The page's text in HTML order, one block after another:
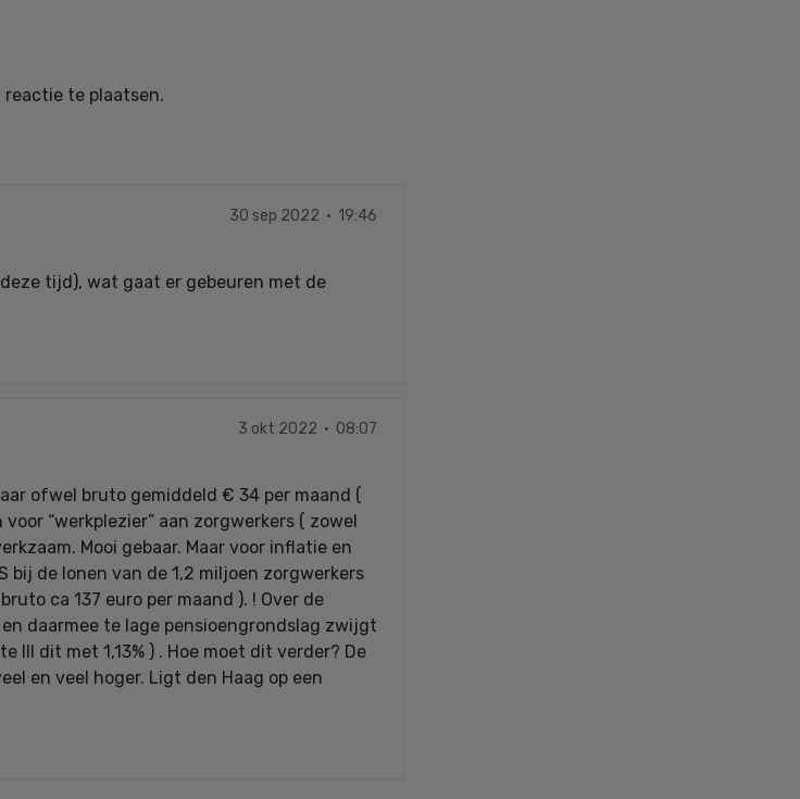
reactie te plaatsen.
30 sep 2022 · 19:46
tijd), wat gaat er gebeuren met de
3 okt 2022 · 08:07
ofwel bruto gemiddeld € 34 per maand (
“werkplezier” aan zorgwerkers ( zowel
Mooi gebaar. Maar voor inflatie en
bij de lonen van de 1,2 miljoen zorgwerkers
ca 137 euro per maand ). ! Over de
daarmee te lage pensioengrondslag zwijgt
III dit met 1,13% ) . Hoe moet dit verder? De
en veel hoger. Ligt den Haag op een